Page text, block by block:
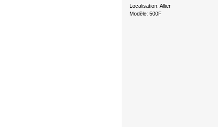
Localisation: Allier
Modèle: 500F